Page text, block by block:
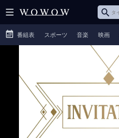
番組表 スポーツ 音楽 映画